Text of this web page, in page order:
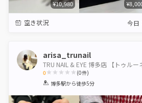
¥10,980
空き状況 今日
arisa_trunail
TRU NAIL & EYE 博多店 【トゥルー
0
1 2 3 4 5
(0件)
博多駅から徒歩5分